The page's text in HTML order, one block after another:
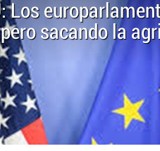
Los
sacando la